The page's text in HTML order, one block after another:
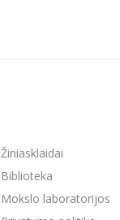
Žiniasklaidai
Biblioteka
Mokslo laboratorijos